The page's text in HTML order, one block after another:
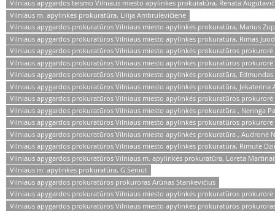
Vilniaus apygardos teismo Vilniaus miesto apylinkės prokuratūra, Renata
Vilniaus m. apylinkės prokuratūra, Lilija Ambrulevičienė
Vilniaus apygardos prokuratūros Vilniaus miesto apylinkės prokuratūra, Marius
Vilniaus apygardos prokuratūros Vilniaus miesto apylinkės prokuratūra, Rimas
Vilniaus apygardos prokuratūros Vilniaus miesto apylinkės prokuratūros prokurorė
Vilniaus apygardos prokuratūros Vilniaus miesto apylinkės prokuratūros
Vilniaus apygardos prokuratūros Vilniaus miesto apylinkės prokuratūra, Edmundas
Vilniaus apygardos prokuratūros Vilniaus miesto apylinkės prokuratūra, Jekaterina
Vilniaus apygardos prokuratūros Vilniaus miesto apylinkės prokuratūros prokurorė
Vilniaus apygardos prokuratūros Vilniaus miesto apylinkės prokuratūra , Neringa
Vilniaus apygardos prokuratūros Vilniaus miesto apylinkės prokuratūros prokurorė
Vilniaus apygardos prokuratūros Vilniaus miesto apylinkės prokuratūra , Audronė
Vilniaus apygardos prokuratūros Vilniaus miesto apylinkės prokuratūra, Rimutė
Vilniaus apygardos prokuratūros Vilniaus m. apylinkės prokuratūra, Loreta
Vilniaus m. apylinkės prokuratūra, G.Seniut
Vilniaus apygardos prokuratūros prokuroras Arūnas Stankevičius
Vilniaus apygardos prokuratūros Vilniaus miesto apylinkės prokuratūros
Vilniaus apygardos prokuratūros Vilniaus miesto apylinkės prokuratūros